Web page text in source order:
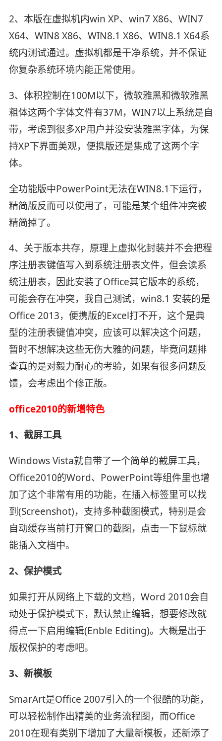
2、本版在虚拟机内win XP、win7 X86、WIN7
X64、WIN8 X86、WIN8.1 X86、WIN8.1 X64系
统内测试通过。虚拟机都是干净系统，并不保证
你复杂系统环境内能正常使用。
3、体积控制在100M以下，微软雅黑和微软雅黑
粗体这两个字体文件有37M，WIN7以上系统是自
带，考虑到很多XP用户并没安装雅黑字体，为保
持XP下界面美观，便携版还是集成了这两个字
体。
全功能版中PowerPoint无法在WIN8.1下运行，
精简版反而可以使用了，可能是某个组件冲突被
精简掉了。
4、关于版本共存，原理上虚拟化封装并不会把程
序注册表键值写入到系统注册表文件，但会读系
统注册表，因此安装了Office其它版本的系统，
可能会存在冲突，我自己测试，win8.1 安装的是
Office 2013，便携版的Excel打不开，这个是典
型的注册表键值冲突，应该可以解决这个问题，
暂时不想解决这些无伤大雅的问题，毕竟问题排
查真的是对毅力耐心的考验，如果有很多问题反
馈，会考虑出个修正版。
office2010的新增特色
1、截屏工具
Windows Vista就自带了一个简单的截屏工具，
Office2010的Word、PowerPoint等组件里也增
加了这个非常有用的功能，在插入标签里可以找
到(Screenshot)，支持多种截图模式，特别是会
自动缓存当前打开窗口的截图，点击一下鼠标就
能插入文档中。
2、保护模式
如果打开从网络上下载的文档，Word 2010会自
动处于保护模式下，默认禁止编辑，想要修改就
得点一下启用编辑(Enble Editing)。大概是出于
版权保护的考虑吧。
3、新模板
SmarArt是Office 2007引入的一个很酷的功能，
可以轻松制作出精美的业务流程图，而Office
2010在现有类别下增加了大量新模板，还新添了